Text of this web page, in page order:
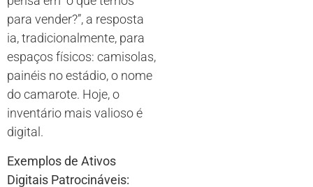
para vender?”, a resposta
ia, tradicionalmente, para
espaços físicos: camisolas,
painéis no estádio, o nome
do camarote. Hoje, o
inventário mais valioso é
digital.
Exemplos de Ativos
Digitais Patrocináveis: